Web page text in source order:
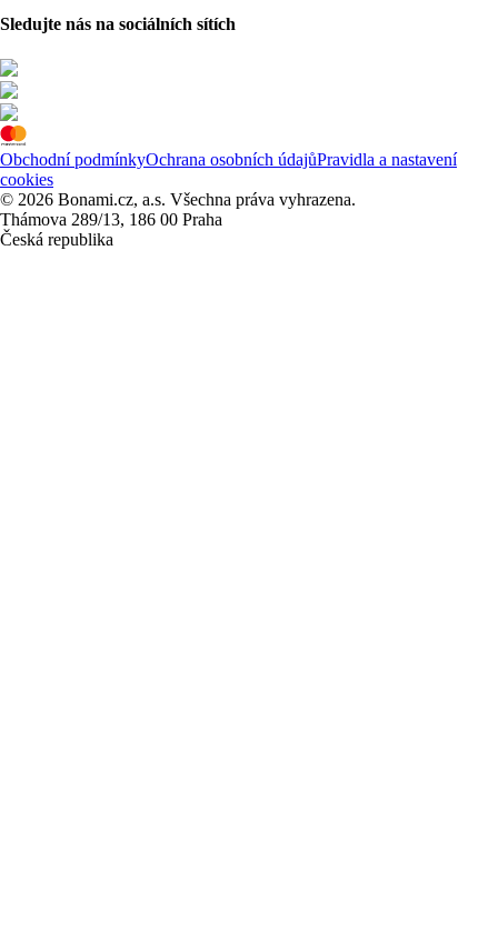
Sledujte nás na sociálních sítích
Obchodní podmínkyOchrana osobních údajůPravidla a nastavení
cookies
© 2026 Bonami.cz, a.s. Všechna práva vyhrazena.
Thámova 289/13, 186 00 Praha
Česká republika